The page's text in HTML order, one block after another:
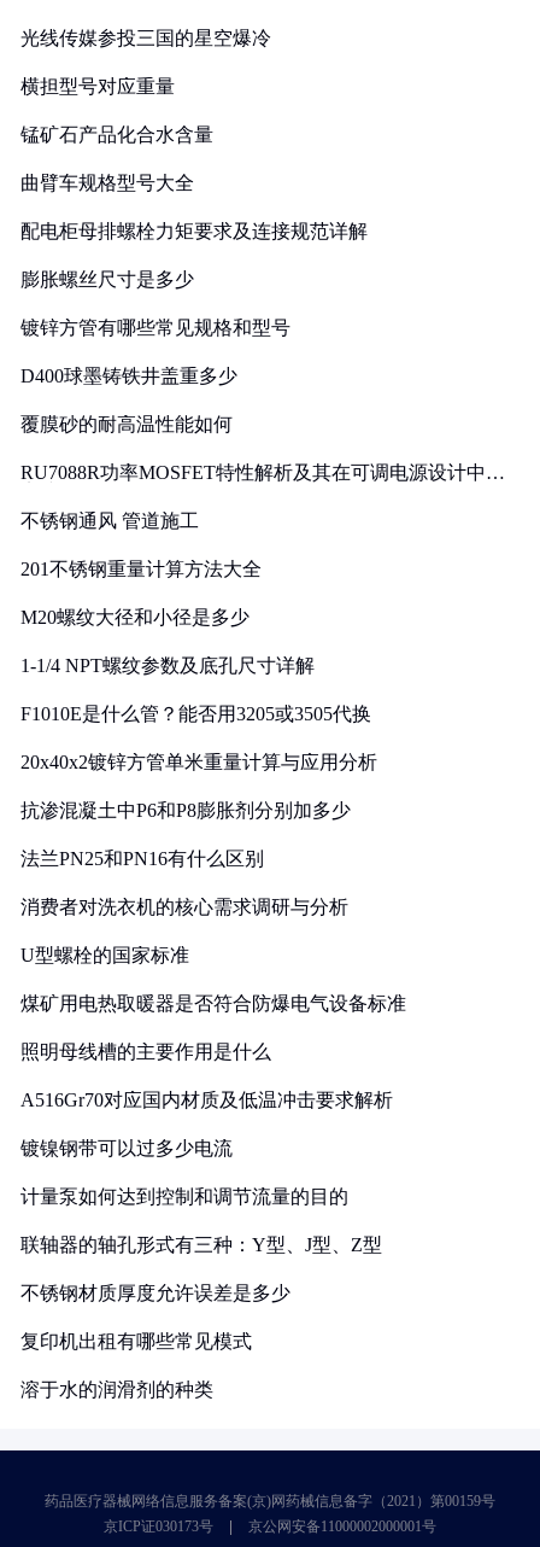
光线传媒参投三国的星空爆冷
横担型号对应重量
锰矿石产品化合水含量
曲臂车规格型号大全
配电柜母排螺栓力矩要求及连接规范详解
膨胀螺丝尺寸是多少
镀锌方管有哪些常见规格和型号
D400球墨铸铁井盖重多少
覆膜砂的耐高温性能如何
RU7088R功率MOSFET特性解析及其在可调电源设计中的
不锈钢通风 管道施工
201不锈钢重量计算方法大全
M20螺纹大径和小径是多少
1-1/4 NPT螺纹参数及底孔尺寸详解
F1010E是什么管？能否用3205或3505代换
20x40x2镀锌方管单米重量计算与应用分析
抗渗混凝土中P6和P8膨胀剂分别加多少
法兰PN25和PN16有什么区别
消费者对洗衣机的核心需求调研与分析
U型螺栓的国家标准
煤矿用电热取暖器是否符合防爆电气设备标准
照明母线槽的主要作用是什么
A516Gr70对应国内材质及低温冲击要求解析
镀镍钢带可以过多少电流
计量泵如何达到控制和调节流量的目的
联轴器的轴孔形式有三种：Y型、J型、Z型
不锈钢材质厚度允许误差是多少
复印机出租有哪些常见模式
溶于水的润滑剂的种类
药品医疗器械网络信息服务备案(京)网药械信息备字（2021）第00159号
京ICP证030173号
京公网安备11000002000001号